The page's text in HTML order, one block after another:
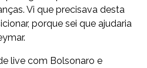
Vi que precisava desta
porque sei que ajudaria
live com Bolsonaro e